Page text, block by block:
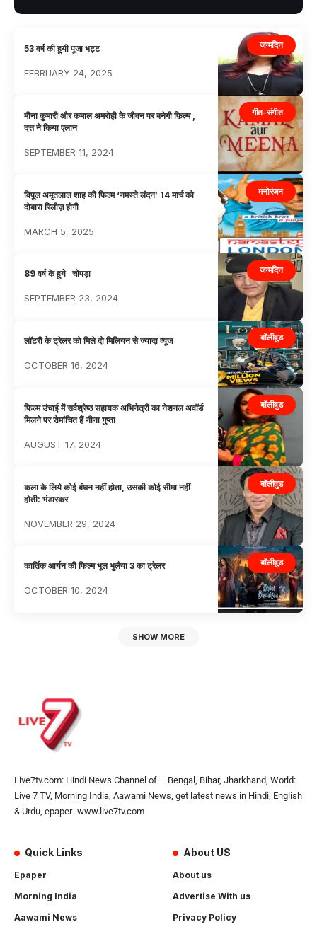
जन्मदिन
53 वर्ष की हुयी पूजा भट्ट
FEBRUARY 24, 2025
गीत-संगीत
मीना कुमारी और कमाल अमरोही के जीवन पर बनेगी फ़िल्म ,
दत्त ने किया एलान
SEPTEMBER 11, 2024
मनोरंजन
विपुल अमृतलाल शाह की फिल्म ‘नमस्ते लंदन’ 14 मार्च को
दोबारा रिलीज़ होगी
MARCH 5, 2025
जन्मदिन
89 वर्ष के हुये चोपड़ा
SEPTEMBER 23, 2024
बॉलीवुड
लॉटरी के ट्रेलर को मिले दो मिलियन से ज्यादा व्यूज
OCTOBER 16, 2024
बॉलीवुड
फिल्म उंचाई में सर्वश्रेष्ठ सहायक अभिनेत्री का नेशनल अवॉर्ड
मिलने पर रोमांचित हैं नीना गुप्ता
AUGUST 17, 2024
बॉलीवुड
कला के लिये कोई बंधन नहीं होता, उसकी कोई सीमा नहीं
होती: भंडारकर
NOVEMBER 29, 2024
बॉलीवुड
कार्तिक आर्यन की फिल्म भूल भुलैया 3 का ट्रेलर
OCTOBER 10, 2024
SHOW MORE
Live7tv.com: Hindi News Channel of – Bengal, Bihar, Jharkhand, World:
Live 7 TV, Morning India, Aawami News, get latest news in Hindi, English
& Urdu, epaper- www.live7tv.com
Quick Links
Epaper
Morning India
Aawami News
About US
About us
Advertise With us
Privacy Policy